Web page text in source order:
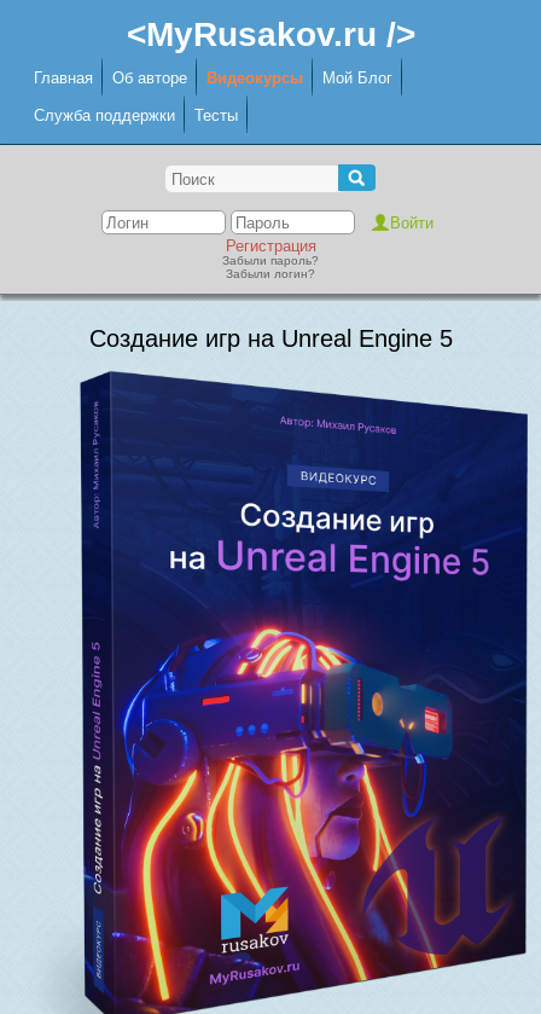
<MyRusakov.ru />
Главная Об авторе Видеокурсы Мой Блог
Служба поддержки Тесты
Регистрация
Забыли пароль?
Забыли логин?
Создание игр на Unreal Engine 5